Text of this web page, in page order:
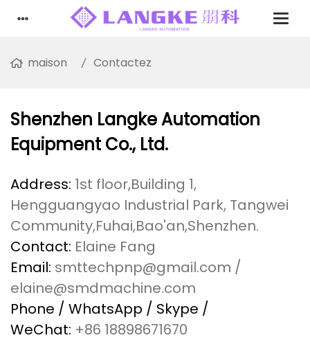
maison Contactez
Shenzhen Langke Automation
Equipment Co., Ltd.
Address: 1st floor,Building 1,
Hengguangyao Industrial Park, Tangwei
Community,Fuhai,Bao'an,Shenzhen.
Contact: Elaine Fang
Email: smttechpnp@gmail.com /
elaine@smdmachine.com
Phone / WhatsApp / Skype /
WeChat: +86 18898671670